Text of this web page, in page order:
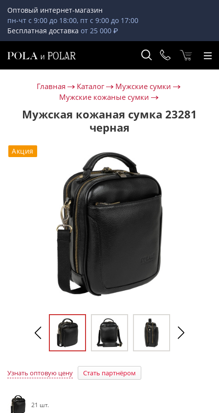
Оптовый интернет-магазин
пн-чт с 9:00 до 18:00, пт с 9:00 до 17:00
Бесплатная доставка от 25 000 ₽
Главная Каталог
Мужские сумки
Мужские кожаные сумки
Мужская кожаная сумка 23281
черная
Акция
Узнать оптовую цену Стать партнёром
21 шт.